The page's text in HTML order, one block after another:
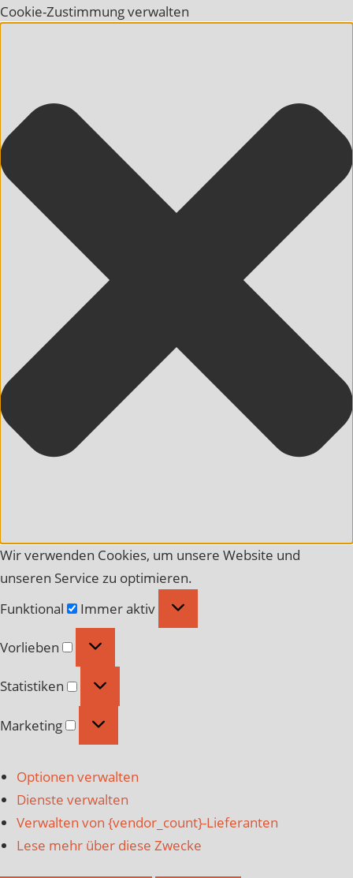
Cookie-Zustimmung verwalten
Wir verwenden Cookies, um unsere Website und
unseren Service zu optimieren.
Funktional
Funktional
Immer aktiv
Vorlieben Vorlieben
Statistiken Statistiken
Marketing Marketing
Optionen verwalten
Dienste verwalten
Verwalten von {vendor_count}-Lieferanten
Lese mehr über diese Zwecke